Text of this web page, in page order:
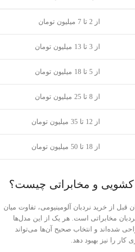
از 2 تا 7 میلیون تومان
از 3 تا 13 میلیون تومان
از 5 تا 18 میلیون تومان
از 8 تا 25 میلیون تومان
از 12 تا 35 میلیون تومان
از 18 تا 50 میلیون تومان
کشویی و مخابراتی چیست؟
قبل از خرید نردبان آلومینیومی، تفاوت میان
مخابراتی است. هر یک از این مدل‌ها
شده‌اند و انتخاب صحیح آن‌ها می‌تواند
کار را نیز بهبود دهد.